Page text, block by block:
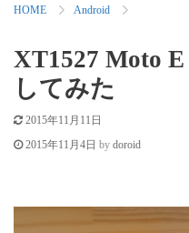
HOME Android
XT1527 Moto
してみた
2015年11月11日
2015年11月4日 by doroid